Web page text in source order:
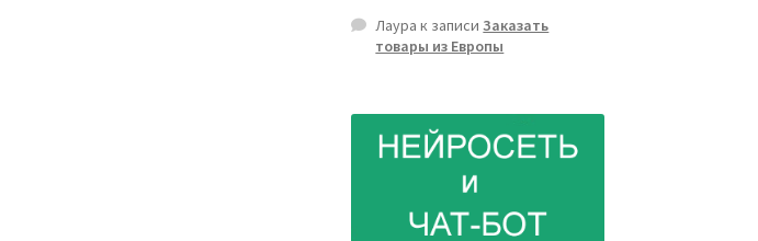
Лаура к записиЗаказать
товары из Европы